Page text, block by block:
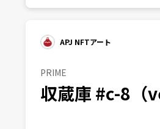
APJ NFTアート
PRIME
収蔵庫 #c-8（